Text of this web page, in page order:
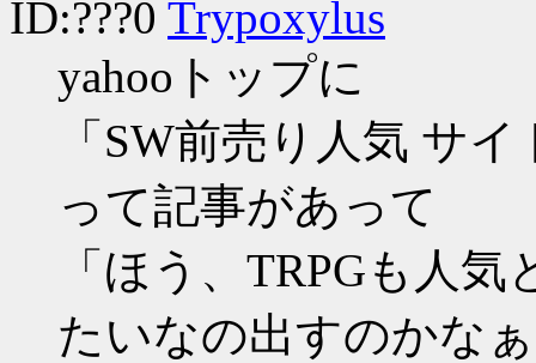
ID:???0 Trypoxylus
yahooトップに
「SW前売り人気 サ
って記事があって
「ほう、TRPGも人
たいなの出すのかな